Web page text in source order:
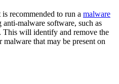
recommended to run a malware
malware software, such as
This will identify and remove the
that may be present on